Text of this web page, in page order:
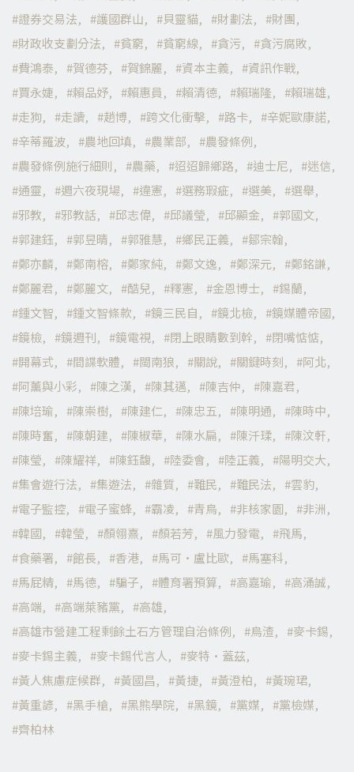
證券交易法
護國群山 貝靈貓 財劃法
財團
財政收支劃分法
貧窮 貧窮線 貪污
貪污腐敗
費鴻泰
賀德芬 賀錦麗 資本主義
資訊作戰
賈永婕
賴品妤 賴惠員 賴清德 賴瑞隆
賴瑞雄
走狗
走讀 趙博 跨文化衝擊 路卡
辛妮歐康諾
辛蒂羅波
農地回填 農業部
農發條例
農發條例施行細則
農藥 迢迢歸鄉路 迪士尼
迷信
通靈
週六夜現場 違憲 選務瑕疵 選美
選舉
邪教
邪教話 邱志偉 邱議瑩 邱顯金
郭國文
郭建鈺
郭昱晴 郭雅慧 鄉民正義
鄒宗翰
鄭亦麟
鄭南榕 鄭家純 鄭文逸 鄭深元
鄭銘謙
鄭麗君
鄭麗文 酷兒 釋憲 金恩博士
錫蘭
鍾文智
鍾文智條款 鏡三民自 鏡北檢
鏡媒體帝國
鏡檢
鏡週刊 鏡電視 閉上眼睛數到幹
閉嘴惦惦
開幕式
間諜軟體 閩南狼 關說 關鍵時刻
阿北
阿薰與小彩
陳之漢 陳其邁 陳吉仲
陳嘉君
陳培瑜
陳崇樹 陳建仁 陳忠五 陳明通
陳時中
陳時奮
陳朝建 陳椒華 陳水扁 陳汘瑈
陳汶軒
陳瑩
陳耀祥 陳鈺馥 陸委會 陸正義
陽明交大
集會遊行法
集遊法 雜質 難民 難民法
雲豹
電子監控
電子蜜蜂 霸凌 青鳥 非核家園
非洲
韓國
韓瑩 顏翎熹 顏若芳 風力發電
飛馬
食藥署
館長 香港 馬可·盧比歐
馬塞科
馬屁精
馬德 騙子 體育署預算 高嘉瑜
高涌誠
高端
高端萊豬黨
高雄
高雄市營建工程剩餘土石方管理自治條例
鳥渣
麥卡錫
麥卡錫主義
麥卡錫代言人
麥特·蓋茲
黃人焦慮症候群
黃國昌 黃捷 黃澄柏
黃琬珺
黃重諺
黑手槍 黑熊學院 黑鏡 黨媒
黨檢媒
齊柏林